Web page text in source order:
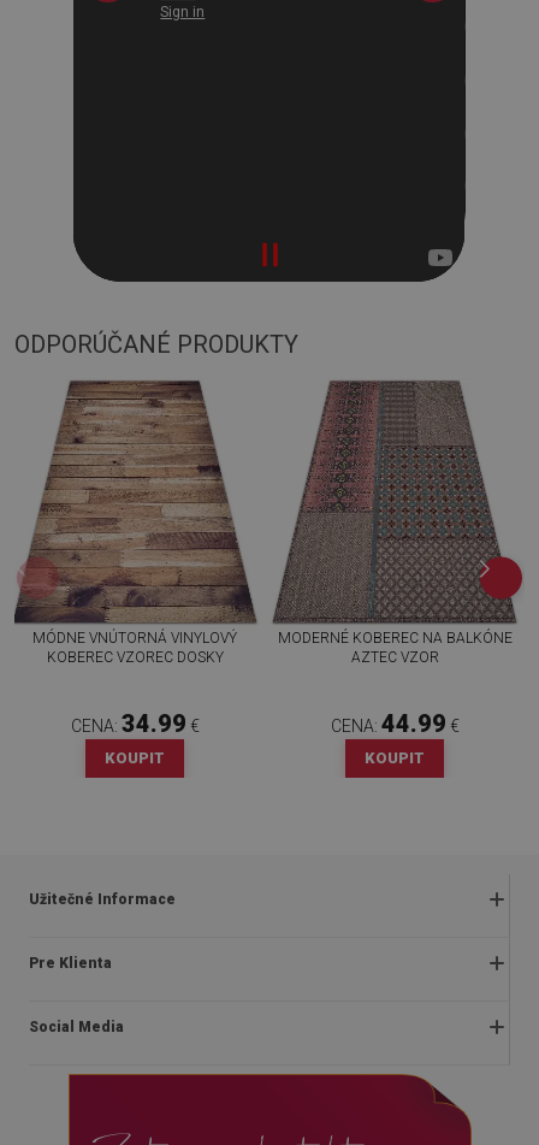
ODPORÚČANÉ PRODUKTY
MÓDNE VNÚTORNÁ VINYLOVÝ
KOBEREC VZOREC DOSKY
CENA: 34.99 €
KOUPIT
MODERNÉ KOBEREC NA BALKÓNE
AZTEC VZOR
CENA: 44.99 €
KOUPIT
Užitečné Informace
Obchodné podmienky
Často kladené otázky
Pre Klienta
O nás
Social Media
instagram